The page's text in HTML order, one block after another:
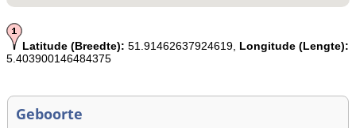
Latitude (Breedte): 51.91462637924619, Longitude (Lengte):
5.403900146484375
Geboorte